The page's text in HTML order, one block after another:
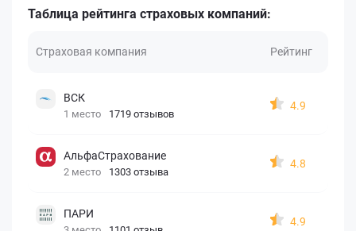
Таблица рейтинга страховых компаний:
Страховая компания Рейтинг
ВСК
1 место 1719 отзывов
4.9
АльфаСтрахование
2 место 1303 отзыва
4.8
ПАРИ
4.9